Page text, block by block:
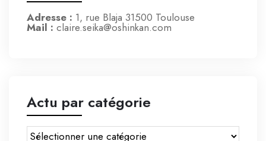
Adresse : 1, rue Blaja 31500 Toulouse
Mail : claire.seika@oshinkan.com
Actu par catégorie